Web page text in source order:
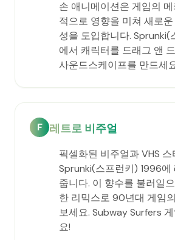
손 애니메이션은 게임의
적으로 영향을 미쳐 새로
성을 도입합니다. Sprunki(
에서 캐릭터를 드래그 앤
사운드스케이프를 만드세
F 레트로 비주얼
픽셀화된 비주얼과 VHS
Sprunki(스프런키) 1996에
줍니다. 이 향수를 불러일
한 리믹스로 90년대 게임
보세요. Subway Surfers
요!